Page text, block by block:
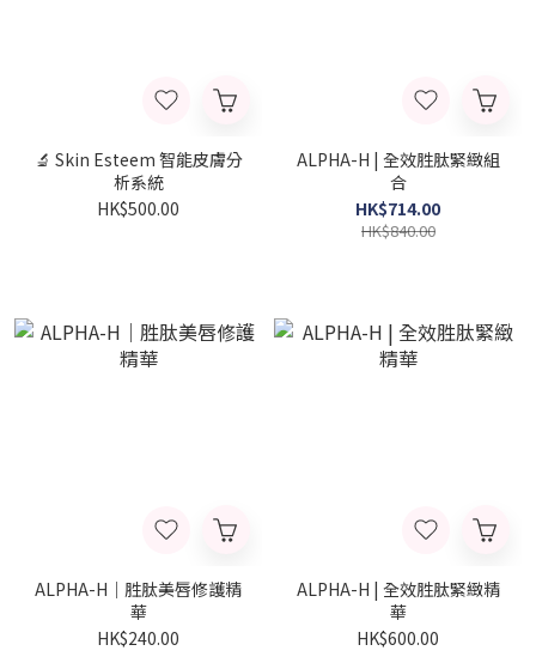
🔬 Skin Esteem 智能皮膚分
析系統
HK$500.00
ALPHA-H | 全效胜肽緊緻組
合
HK$714.00
HK$840.00
ALPHA-H｜胜肽美唇修護精
華
HK$240.00
ALPHA-H | 全效胜肽緊緻精
華
HK$600.00